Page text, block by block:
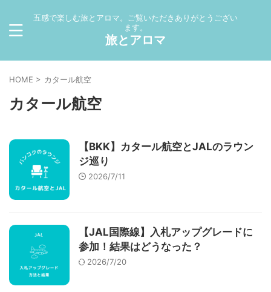
五感で楽しむ旅とアロマ。ご覧いただきありがとうござい
ます。
旅とアロマ
HOME > カタール航空
カタール航空
【BKK】カタール航空とJALのラウン
ジ巡り
2026/7/11
【JAL国際線】入札アップグレードに
参加！結果はどうなった？
2026/7/20